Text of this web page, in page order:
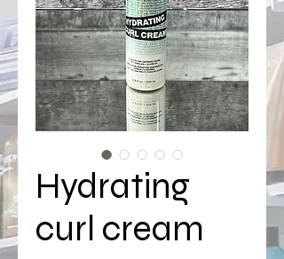
Hydrating
curl cream